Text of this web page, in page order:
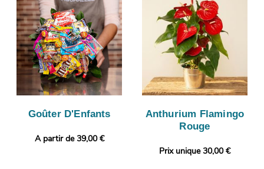
Goûter D'Enfants
A partir de 39,00 €
Anthurium Flamingo
Rouge
Prix unique 30,00 €